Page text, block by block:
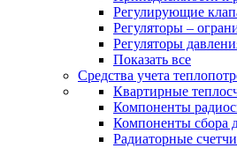
Регулирующие
Регуляторы –
Регуляторы
Показать все
Средства учета
Квартирные
Компоненты
Компоненты сбора
Радиаторные